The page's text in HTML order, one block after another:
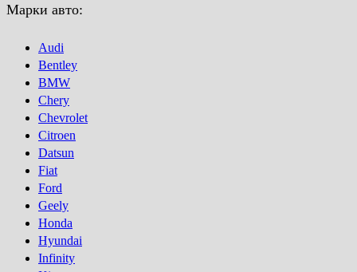
Марки авто:
Audi
Bentley
BMW
Chery
Chevrolet
Citroen
Datsun
Fiat
Ford
Geely
Honda
Hyundai
Infinity